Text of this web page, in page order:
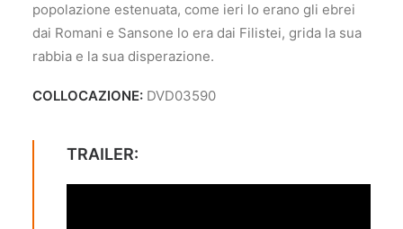
popolazione estenuata, come ieri lo erano gli ebrei
dai Romani e Sansone lo era dai Filistei, grida la sua
rabbia e la sua disperazione.
COLLOCAZIONE: DVD03590
TRAILER: